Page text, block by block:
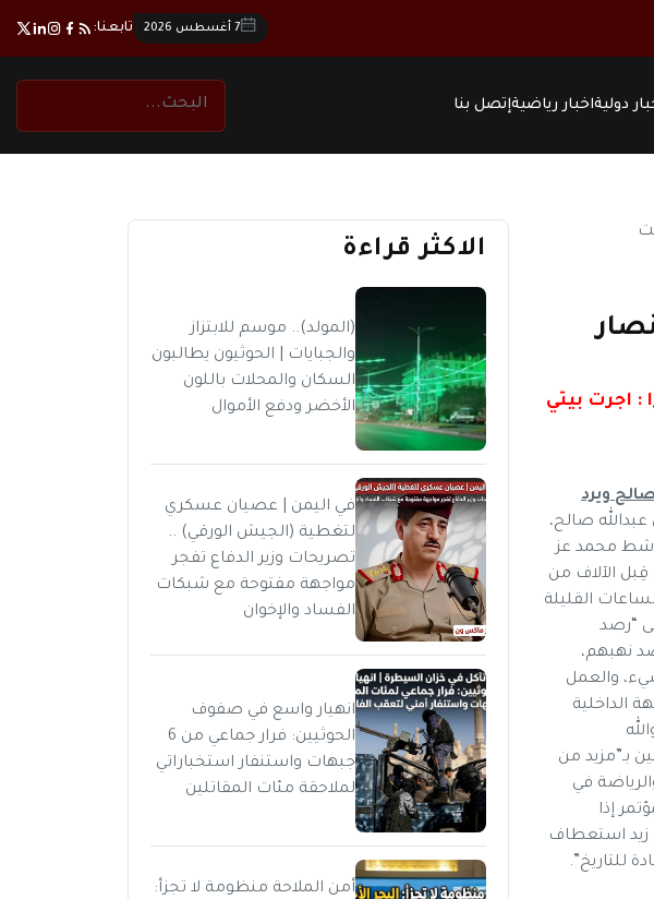
7 أغسطس 2026 تابعنا:
دوليةاخبار رياضيةإتصل بنا
: اجرت بيتي
ويرد
صالح،
محمد عز
قِبل الآلاف من
القليلة
“رصد
نهبهم،
والعمل
الداخلية
بـ”مزيد من
في
إذا
زيد استعطاف
للتاريخ”.
الاكثر قراءة
(المولد).. موسم للابتزاز
والجبايات | الحوثيون يطالبون
السكان والمحلات باللون
الأخضر ودفع الأموال
في اليمن | عصيان عسكري
لتغطية (الجيش الورقي) ..
تصريحات وزير الدفاع تفجر
مواجهة مفتوحة مع شبكات
الفساد والإخوان
انهيار واسع في صفوف
الحوثيين: فرار جماعي من 6
جبهات واستنفار استخباراتي
لملاحقة مئات المقاتلين
أمن الملاحة منظومة لا تجزأ: